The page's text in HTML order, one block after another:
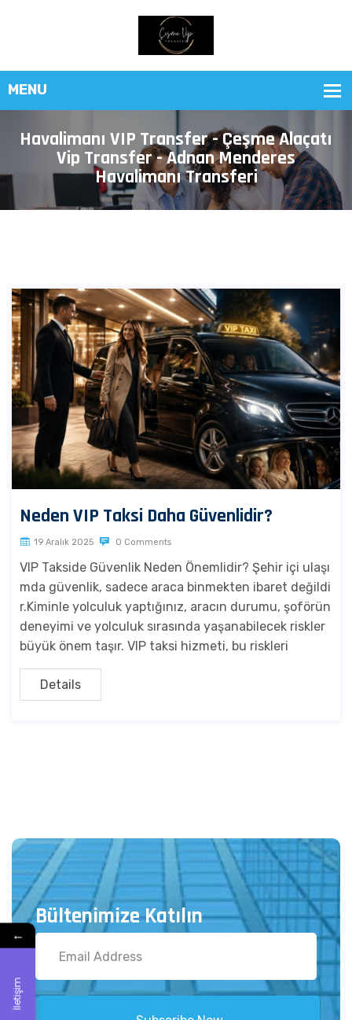
Havalimanı VIP Transfer - Çeşme Alaçatı
Vip Transfer - Adnan Menderes
Havalimanı Transferi
Neden VIP Taksi Daha Güvenlidir?
19 Aralık 2025 0 Comments
VIP Takside Güvenlik Neden Önemlidir? Şehir içi ulaşı
mda güvenlik, sadece araca binmekten ibaret değildi
r.Kiminle yolculuk yaptığınız, aracın durumu, şoförün
deneyimi ve yolculuk sırasında yaşanabilecek riskler
büyük önem taşır. VIP taksi hizmeti, bu riskleri
Details
Bültenimize Katılın
←
İletişim